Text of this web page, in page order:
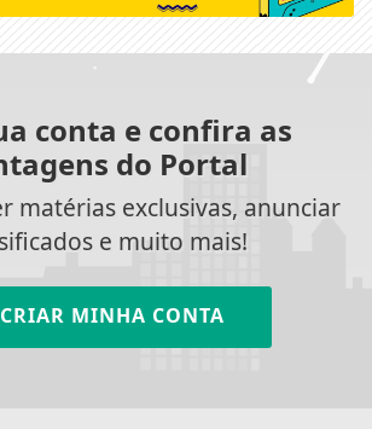
conta e confira as
do Portal
matérias exclusivas, anunciar
e muito mais!
MINHA CONTA